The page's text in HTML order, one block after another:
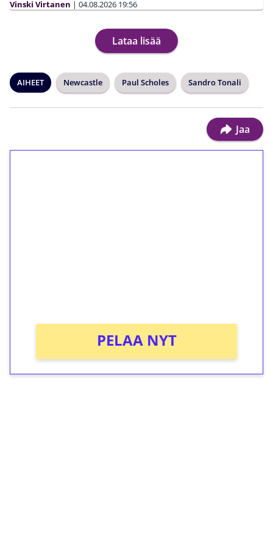
Vinski Virtanen | 04.08.2026 19:56
Lataa lisää
AIHEET Newcastle Paul Scholes Sandro Tonali
Jaa
PELAA NYT